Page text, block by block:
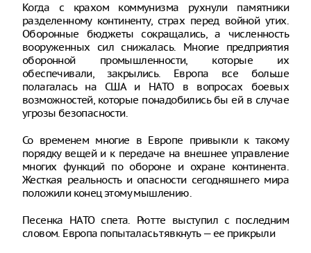
Когда с крахом коммунизма рухнули памятники
разделенному континенту, страх перед войной утих.
Оборонные бюджеты сокращались, а численность
вооруженных сил снижалась. Многие предприятия
оборонной промышленности, которые их
обеспечивали, закрылись. Европа все больше
полагалась на США и НАТО в вопросах боевых
возможностей, которые понадобились бы ей в случае
угрозы безопасности.
Со временем многие в Европе привыкли к такому
порядку вещей и к передаче на внешнее управление
многих функций по обороне и охране континента.
Жесткая реальность и опасности сегодняшнего мира
положили конец этому мышлению.
Песенка НАТО спета. Рютте выступил с последним
словом. Европа попыталась тявкнуть — ее прикрыли